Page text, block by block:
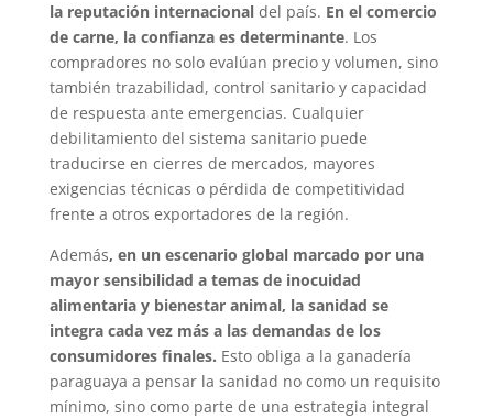
la reputación internacionaldel país. En el comercio
de carne, la confianza es determinante. Los
compradores no solo evalúan precio y volumen, sino
también trazabilidad, control sanitario y capacidad
de respuesta ante emergencias. Cualquier
debilitamiento del sistema sanitario puede
traducirse en cierres de mercados, mayores
exigencias técnicas o pérdida de competitividad
frente a otros exportadores de la región.
Además, en un escenario global marcado por una
mayor sensibilidad a temas de inocuidad
alimentaria y bienestar animal, la sanidad se
integra cada vez más a las demandas de los
consumidores finales. Esto obliga a la ganadería
paraguaya a pensar la sanidad no como un requisito
mínimo, sino como parte de una estrategia integral